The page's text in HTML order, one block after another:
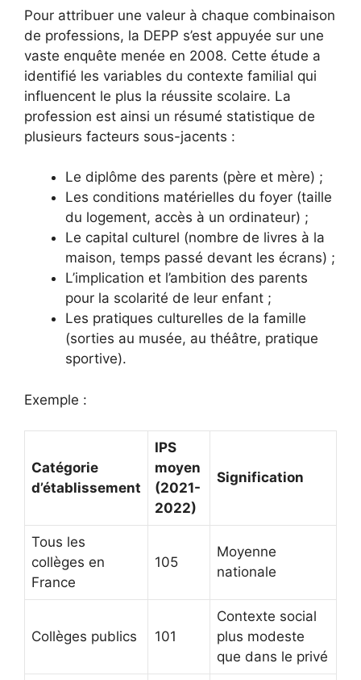
Pour attribuer une valeur à chaque combinaison
de professions, la DEPP s’est appuyée sur une
vaste enquête menée en 2008. Cette étude a
identifié les variables du contexte familial qui
influencent le plus la réussite scolaire. La
profession est ainsi un résumé statistique de
plusieurs facteurs sous-jacents :
Le diplôme des parents (père et mère) ;
Les conditions matérielles du foyer (taille
du logement, accès à un ordinateur) ;
Le capital culturel (nombre de livres à la
maison, temps passé devant les écrans) ;
L’implication et l’ambition des parents
pour la scolarité de leur enfant ;
Les pratiques culturelles de la famille
(sorties au musée, au théâtre, pratique
sportive).
Exemple :
Catégorie
d’établissement
IPS
moyen
(2021-
2022)
Signification
Tous les
collèges en
France
105
Moyenne
nationale
Collèges publics 101
Contexte social
plus modeste
que dans le privé